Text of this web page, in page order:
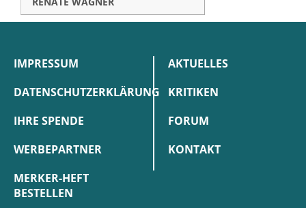
IMPRESSUM
DATENSCHUTZERKLÄRUNG
IHRE SPENDE
WERBEPARTNER
MERKER-HEFT
BESTELLEN
AKTUELLES
KRITIKEN
FORUM
KONTAKT